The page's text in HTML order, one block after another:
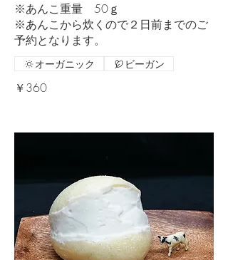
※あんこ重量 50ｇ
※あんこから炊くので２日前までのご
予約となります。
￥360
オーガニック ビーガン